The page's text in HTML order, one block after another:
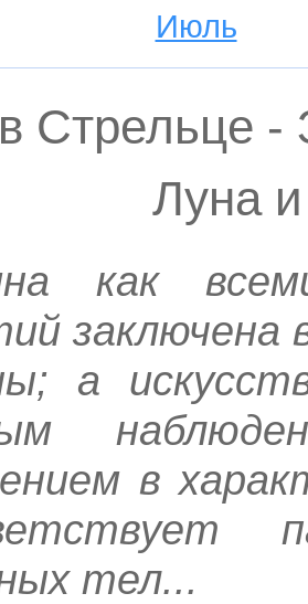
Июль
Стрельце -
Луна
как
заключена
а
в
тел...